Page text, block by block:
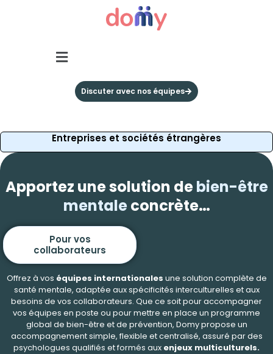
Discuter avec nos équipes
Entreprises et sociétés étrangères
Apportez une solution debien-être
mentaleconcrète…
Pour vos
collaborateurs
Offrez à vos équipes internationales une solution complète de
santé mentale, adaptée aux spécificités interculturelles et aux
besoins de vos collaborateurs. Que ce soit pour accompagner
vos équipes en poste ou pour mettre en place un programme
global de bien-être et de prévention, Domy propose un
accompagnement simple, flexible et centralisé, assuré par des
psychologues qualifiés et formés aux enjeux multiculturels.